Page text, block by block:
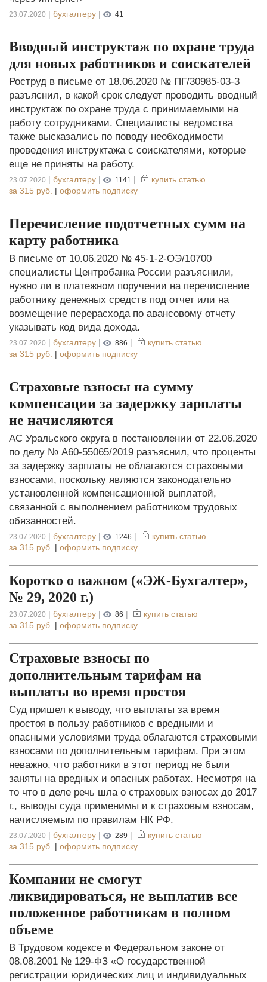
23.07.2020 | бухгалтеру | 41
Вводный инструктаж по охране труда
для новых работников и соискателей
Роструд в письме от 18.06.2020 № ПГ/30985-03-3
разъяснил, в какой срок следует проводить вводный
инструктаж по охране труда с принимаемыми на
работу сотрудниками. Специалисты ведомства
также высказались по поводу необходимости
проведения инструктажа с соискателями, которые
еще не приняты на работу.
23.07.2020 | бухгалтеру | 1141 |
купить статью
за 315 руб. | оформить подписку
Перечисление подотчетных сумм на
карту работника
В письме от 10.06.2020 № 45-1-2-ОЭ/10700
специалисты Центробанка России разъяснили,
нужно ли в платежном поручении на перечисление
работнику денежных средств под отчет или на
возмещение перерасхода по авансовому отчету
указывать код вида дохода.
23.07.2020 | бухгалтеру | 886 |
купить статью
за 315 руб. | оформить подписку
Страховые взносы на сумму
компенсации за задержку зарплаты
не начисляются
АС Уральского округа в постановлении от 22.06.2020
по делу № А60-55065/2019 разъяснил, что проценты
за задержку зарплаты не облагаются страховыми
взносами, поскольку являются законодательно
установленной компенсационной выплатой,
связанной с выполнением работником трудовых
обязанностей.
23.07.2020 | бухгалтеру | 1246 |
купить статью
за 315 руб. | оформить подписку
Коротко о важном («ЭЖ-Бухгалтер»,
№ 29, 2020 г.)
23.07.2020 | бухгалтеру | 86 |
купить статью
за 315 руб. | оформить подписку
Страховые взносы по
дополнительным тарифам на
выплаты во время простоя
Суд пришел к выводу, что выплаты за время
простоя в пользу работников с вредными и
опасными условиями труда облагаются страховыми
взносами по дополнительным тарифам. При этом
неважно, что работники в этот период не были
заняты на вредных и опасных работах. Несмотря на
то что в деле речь шла о страховых взносах до 2017
г., выводы суда применимы и к страховым взносам,
начисляемым по правилам НК РФ.
23.07.2020 | бухгалтеру | 289 |
купить статью
за 315 руб. | оформить подписку
Компании не смогут
ликвидироваться, не выплатив все
положенное работникам в полном
объеме
В Трудовом кодексе и Федеральном законе от
08.08.2001 № 129-ФЗ «О государственной
регистрации юридических лиц и индивидуальных